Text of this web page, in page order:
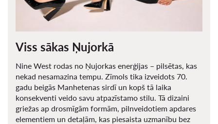
Viss sākas Ņujorkā
Nine West rodas no Ņujorkas enerģijas – pilsētas, kas
nekad nesamazina tempu. Zīmols tika izveidots 70.
gadu beigās Manhetenas sirdī un kopš tā laika
konsekventi veido savu atpazīstamo stilu. Tā dizaini
griežas ap drosmīgām formām, pilnveidotiem apdares
elementiem un detaļām, kas piesaista uzmanību bez